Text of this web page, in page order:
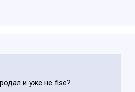
и уже не fise?